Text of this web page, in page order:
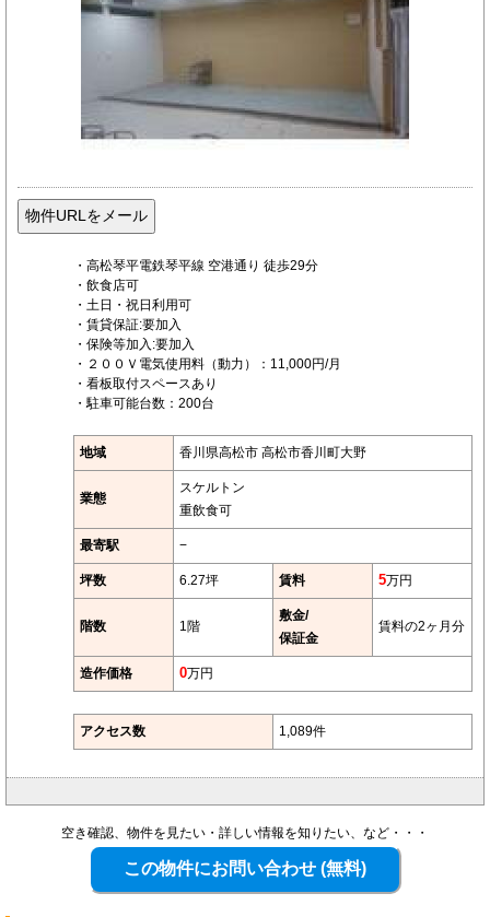
・高松琴平電鉄琴平線 空港通り 徒歩29分
・飲食店可
・土日・祝日利用可
・賃貸保証:要加入
・保険等加入:要加入
・２００Ｖ電気使用料（動力）：11,000円/月
・看板取付スペースあり
・駐車可能台数：200台
地域 香川県高松市 高松市香川町大野
業態
スケルトン
重飲食可
最寄駅 −
坪数 6.27坪 賃料 5万円
階数 1階
敷金/
保証金
賃料の2ヶ月分
造作価格 0万円
アクセス数 1,089件
空き確認、物件を見たい・詳しい情報を知りたい、など・・・